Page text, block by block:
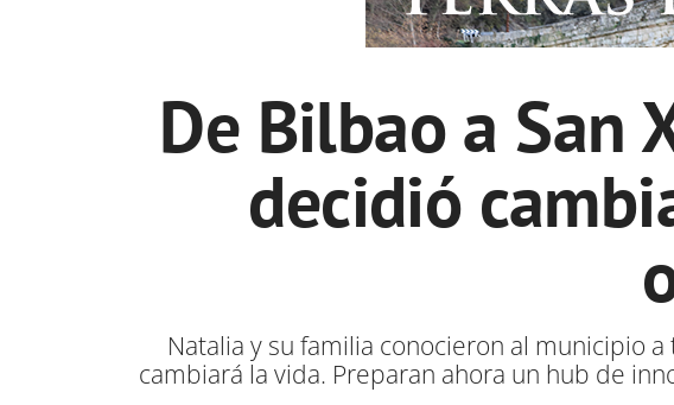
De Bilbao a San
decidió
Natalia y su familia conocieron al municipio
cambiará la vida. Preparan ahora un hub de